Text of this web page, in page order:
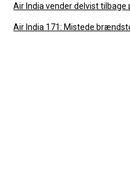
Air India vender delvist tilbage
Air India 171: Mistede